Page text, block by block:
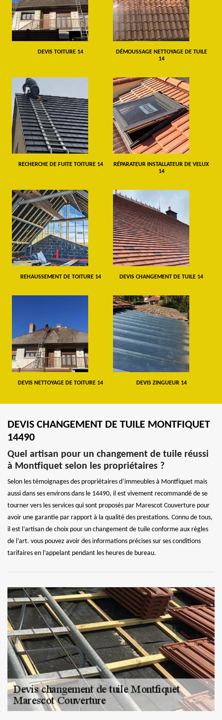
DEVIS TOITURE 14
DÉMOUSSAGE NETTOYAGE DE TUILE
14
RECHERCHE DE FUITE TOITURE 14
RÉPARATEUR INSTALLATEUR DE VELUX
14
REHAUSSEMENT DE TOITURE 14 DEVIS CHANGEMENT DE TUILE 14
DEVIS NETTOYAGE DE TOITURE 14 DEVIS ZINGUEUR 14
DEVIS CHANGEMENT DE TUILE MONTFIQUET
14490
Quel artisan pour un changement de tuile réussi
à Montfiquet selon les propriétaires ?
Selon les témoignages des propriétaires d’immeubles à Montfiquet mais
aussi dans ses environs dans le 14490, il est vivement recommandé de se
tourner vers les services qui sont proposés par Marescot Couverture pour
avoir une garantie par rapport à la qualité des prestations. Connu de tous,
il est l’artisan de choix pour un changement de tuile conforme aux règles
de l’art. vous pouvez avoir des informations précises sur ses conditions
tarifaires en l’appelant pendant les heures de bureau.